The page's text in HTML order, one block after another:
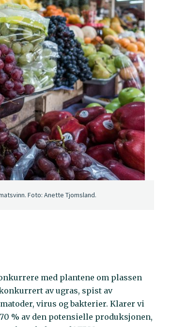
Foto: Anette Tjomsland.
med plantene om plassen
av ugras, spist av
virus og bakterier. Klarer vi
% av den potensielle produksjonen,